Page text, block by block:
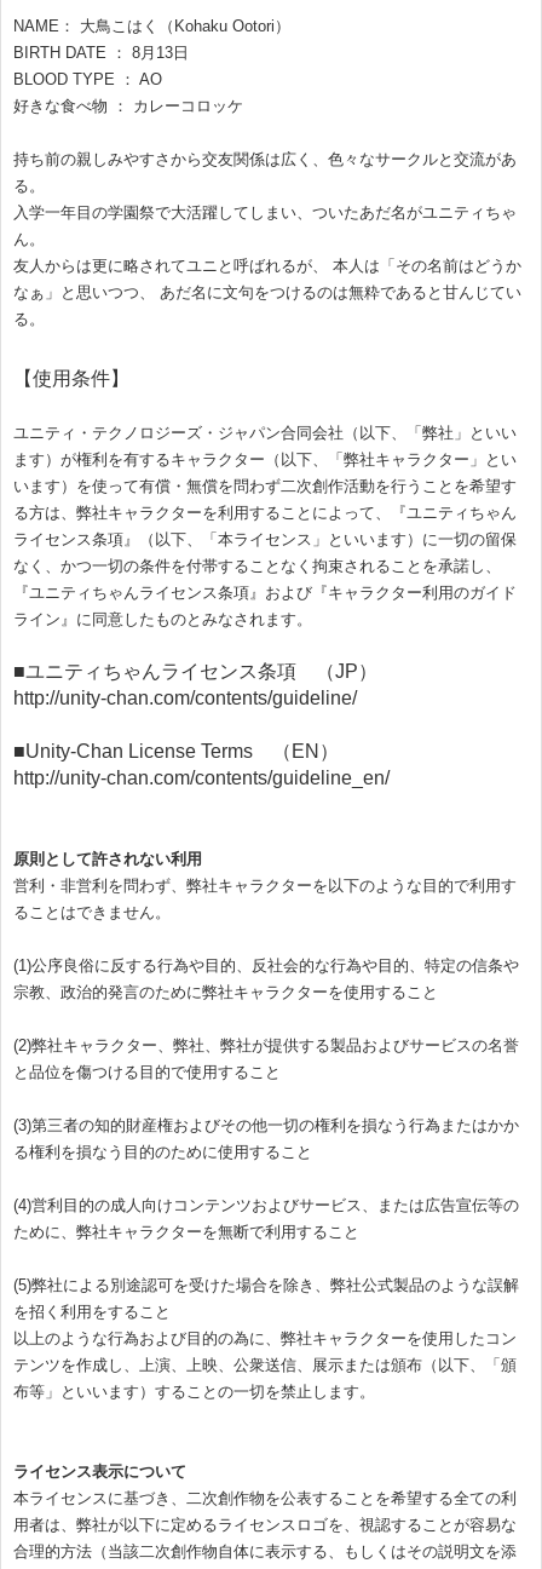
NAME： 大鳥こはく（Kohaku Ootori）
BIRTH DATE ： 8月13日
BLOOD TYPE ： AO
好きな食べ物 ： カレーコロッケ
持ち前の親しみやすさから交友関係は広く、色々なサークルと交流があ
る。
入学一年目の学園祭で大活躍してしまい、ついたあだ名がユニティちゃ
ん。
友人からは更に略されてユニと呼ばれるが、 本人は「その名前はどうか
なぁ」と思いつつ、 あだ名に文句をつけるのは無粋であると甘んじてい
る。
【使用条件】
ユニティ・テクノロジーズ・ジャパン合同会社（以下、「弊社」といい
ます）が権利を有するキャラクター（以下、「弊社キャラクター」とい
います）を使って有償・無償を問わず二次創作活動を行うことを希望す
る方は、弊社キャラクターを利用することによって、『ユニティちゃん
ライセンス条項』（以下、「本ライセンス」といいます）に一切の留保
なく、かつ一切の条件を付帯することなく拘束されることを承諾し、
『ユニティちゃんライセンス条項』および『キャラクター利用のガイド
ライン』に同意したものとみなされます。
■ユニティちゃんライセンス条項 （JP）
http://unity-chan.com/contents/guideline/
■Unity-Chan License Terms （EN）
http://unity-chan.com/contents/guideline_en/
原則として許されない利用
営利・非営利を問わず、弊社キャラクターを以下のような目的で利用す
ることはできません。
(1)公序良俗に反する行為や目的、反社会的な行為や目的、特定の信条や
宗教、政治的発言のために弊社キャラクターを使用すること
(2)弊社キャラクター、弊社、弊社が提供する製品およびサービスの名誉
と品位を傷つける目的で使用すること
(3)第三者の知的財産権およびその他一切の権利を損なう行為またはかか
る権利を損なう目的のために使用すること
(4)営利目的の成人向けコンテンツおよびサービス、または広告宣伝等の
ために、弊社キャラクターを無断で利用すること
(5)弊社による別途認可を受けた場合を除き、弊社公式製品のような誤解
を招く利用をすること
以上のような行為および目的の為に、弊社キャラクターを使用したコン
テンツを作成し、上演、上映、公衆送信、展示または頒布（以下、「頒
布等」といいます）することの一切を禁止します。
ライセンス表示について
本ライセンスに基づき、二次創作物を公表することを希望する全ての利
用者は、弊社が以下に定めるライセンスロゴを、視認することが容易な
合理的方法（当該二次創作物自体に表示する、もしくはその説明文を添